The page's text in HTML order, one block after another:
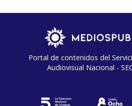
Portal de contenidos del
Audiovisual Nacional -